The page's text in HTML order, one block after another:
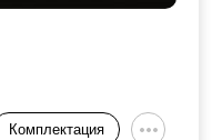
Комплектация